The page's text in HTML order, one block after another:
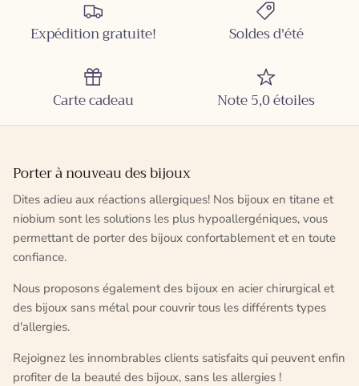
Expédition gratuite! Soldes d'été
Carte cadeau Note 5,0 étoiles
Porter à nouveau des bijoux
Dites adieu aux réactions allergiques! Nos bijoux en titane et
niobium sont les solutions les plus hypoallergéniques, vous
permettant de porter des bijoux confortablement et en toute
confiance.
Nous proposons également des bijoux en acier chirurgical et
des bijoux sans métal pour couvrir tous les différents types
d'allergies.
Rejoignez les innombrables clients satisfaits qui peuvent enfin
profiter de la beauté des bijoux, sans les allergies !